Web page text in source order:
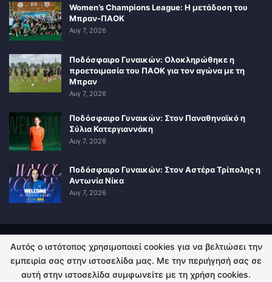
Women’s Champions League: Η μετάδοση του
Μπραν-ΠΑΟΚ
Αυγ 7, 2026
Ποδόσφαιρο Γυναικών: Ολοκληρώθηκε η
προετοιμασία του ΠΑΟΚ για τον αγώνα με τη
Μπραν
Αυγ 7, 2026
Ποδόσφαιρο Γυναικών: Στον Παναθηναϊκό η
Σύλια Κατεργιαννάκη
Αυγ 7, 2026
Ποδόσφαιρο Γυναικών: Στον Αστέρα Τρίπολης η
Αντωνία Νίκα
Αυγ 7, 2026
ΠΟΛΙΤΙΚΗ ΑΠΟΡΡΗΤΟΥ ΕΠΙΚΟΙΝΩΝΙΑ
Αυτός ο ιστότοπος χρησιμοποιεί cookies για να βελτιώσει την
εμπειρία σας στην ιστοσελίδα μας. Με την περιήγησή σας σε
αυτή στην ιστοσελίδα συμφωνείτε με τη χρήση cookies.